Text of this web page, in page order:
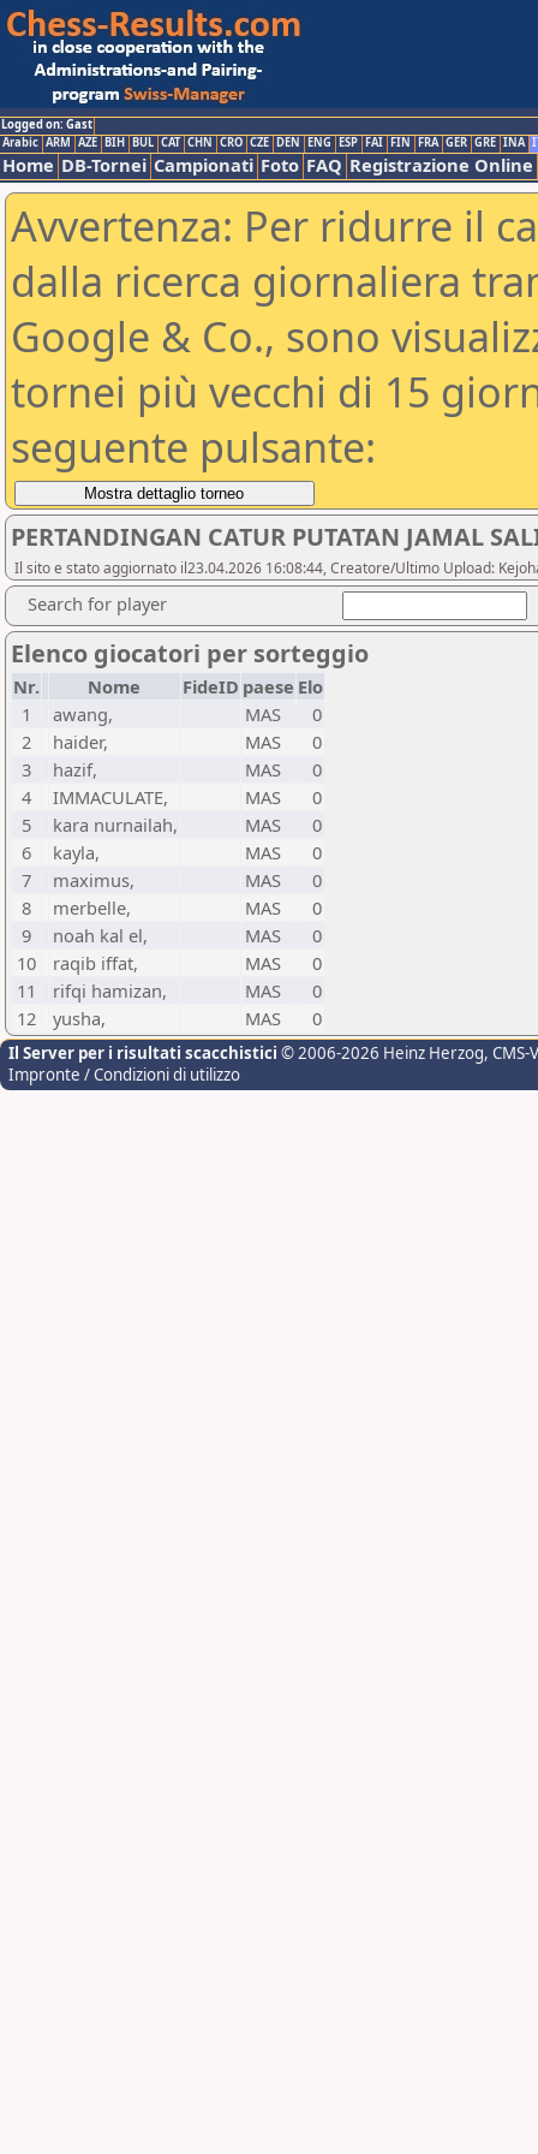
Logged on: Gast
Arabic ARM AZE BIH BUL CAT CHN CRO CZE DEN ENG ESP FAI FIN FRA GER GRE INA
Home DB-Tornei Campionati Foto FAQ Registrazione Online
Avvertenza: Per ridurre il
dalla ricerca giornaliera
Google & Co., sono
tornei più vecchi di 15
seguente pulsante:
PERTANDINGAN CATUR PUTATAN JAMAL
Il sito e stato aggiornato il23.04.2026 16:08:44, Creatore/Ultimo Upload:
Search for player
Elenco giocatori per sorteggio
Nr. Nome FideID paese Elo
1
awang, MAS
0
2
haider, MAS
0
3
hazif, MAS
0
4
IMMACULATE, MAS
0
5
kara nurnailah, MAS
0
6
kayla, MAS
0
7
maximus, MAS
0
8
merbelle, MAS
0
9
noah kal el, MAS
0
10
raqib iffat, MAS
0
11
rifqi hamizan, MAS
0
12
yusha, MAS 0
Il Server per i risultati scacchistici © 2006-2026 Heinz Herzog,
Impronte / Condizioni di utilizzo